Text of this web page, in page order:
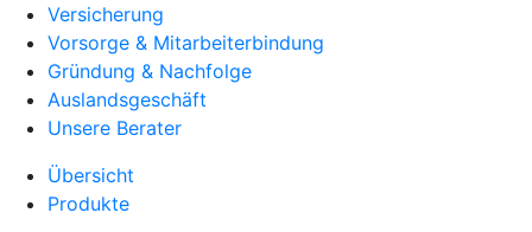
Versicherung
Vorsorge & Mitarbeiterbindung
Gründung & Nachfolge
Auslandsgeschäft
Unsere Berater
Übersicht
Produkte